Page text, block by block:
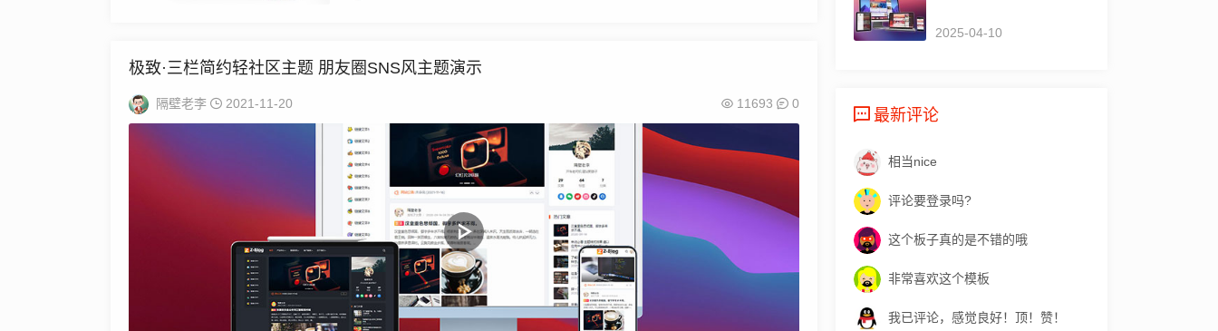
极致·三栏简约轻社区主题 朋友圈SNS风主题演示
隔壁老李 2021-11-20 11693 0
2025-04-10
最新评论
相当nice
评论要登录吗?
这个板子真的是不错的哦
非常喜欢这个模板
我已评论，感觉良好！顶！赞！